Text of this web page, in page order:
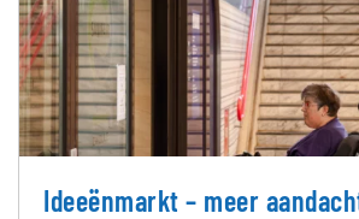
Ideeënmarkt – meer